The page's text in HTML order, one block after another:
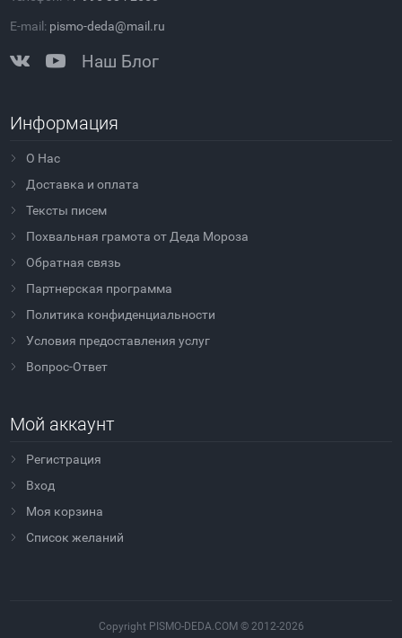
E-mail: pismo-deda@mail.ru
Наш Блог
Информация
О Нас
Доставка и оплата
Тексты писем
Похвальная грамота от Деда Мороза
Обратная связь
Партнерская программа
Политика конфиденциальности
Условия предоставления услуг
Вопрос-Ответ
Мой аккаунт
Регистрация
Вход
Моя корзина
Cписок желаний
Copyright PISMO-DEDA.COM © 2012-2026